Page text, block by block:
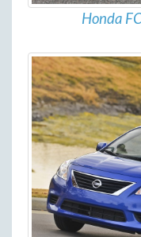
Honda